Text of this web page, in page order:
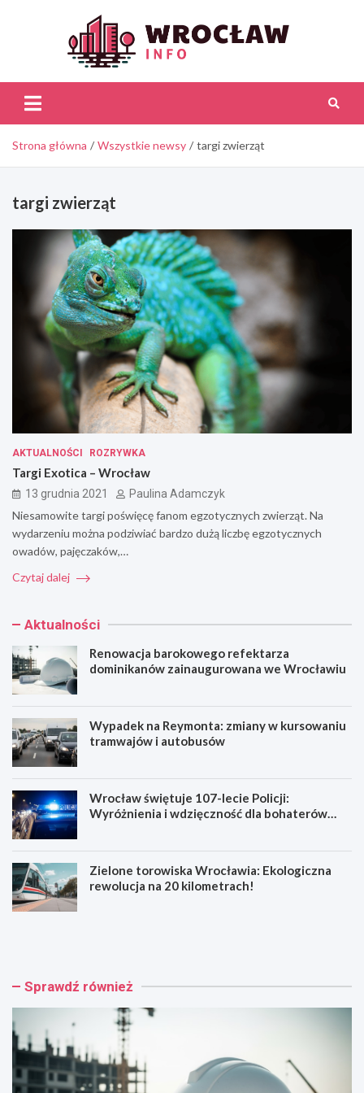
Strona główna Wszystkie newsy targi zwierząt
targi zwierząt
AKTUALNOŚCI ROZRYWKA
Targi Exotica – Wrocław
13 grudnia 2021 Paulina Adamczyk
Niesamowite targi poświęcę fanom egzotycznych zwierząt. Na
wydarzeniu można podziwiać bardzo dużą liczbę egzotycznych
owadów, pajęczaków,…
Czytaj dalej
Aktualności
Renowacja barokowego refektarza
dominikanów zainaugurowana we Wrocławiu
Wypadek na Reymonta: zmiany w kursowaniu
tramwajów i autobusów
Wrocław świętuje 107-lecie Policji:
Wyróżnienia i wdzięczność dla bohaterów
Zielone torowiska Wrocławia: Ekologiczna
rewolucja na 20 kilometrach!
R
a
a
b
a
r
W
e
a
R
e
y
Sprawdź również